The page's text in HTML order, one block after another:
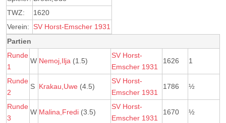
TWZ:
1620
Verein:
SV Horst-Emscher 1931
Partien
Runde
1
W Nemoj,Ilja (1.5)
SV Horst-
Emscher 1931
1626 1
Runde
2
S Krakau,Uwe (4.5)
SV Horst-
Emscher 1931
1786 ½
Runde
3
W Malina,Fredi (3.5)
SV Horst-
Emscher 1931
1670 ½